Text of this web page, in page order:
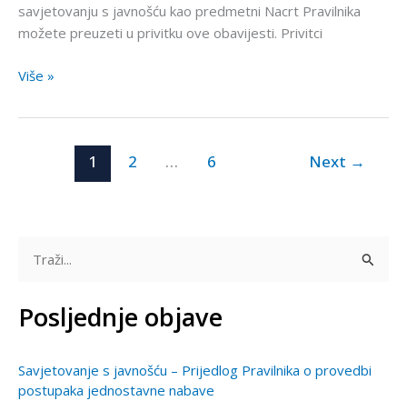
savjetovanju s javnošću kao predmetni Nacrt Pravilnika
možete preuzeti u privitku ove obavijesti. Privitci
Više »
1 2 … 6 Next →
a
i
Posljednje objave
Savjetovanje s javnošću – Prijedlog Pravilnika o provedbi
postupaka jednostavne nabave